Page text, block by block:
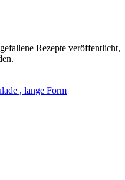
Rezepte veröffentlicht,
, lange Form